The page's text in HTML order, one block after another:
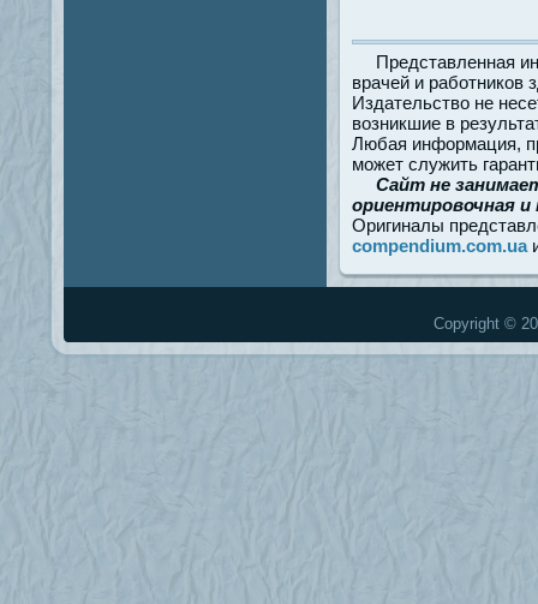
Представленная
врачей и работников
Издательство не
возникшие в
Любая информация,
может служить
Сайт не
ориентировочная
Оригиналы
compendium.com.ua
Copyright ©